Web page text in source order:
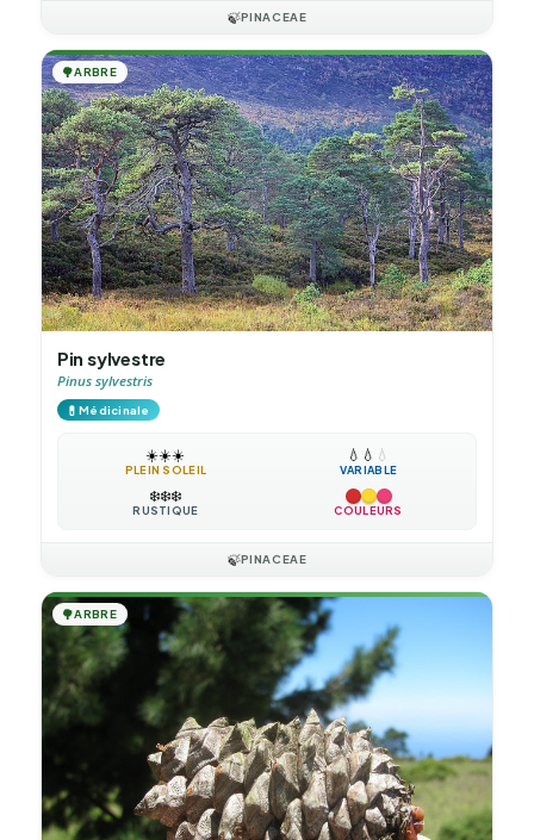
🍃PINACEAE
🌳ARBRE
Pin sylvestre
Pinus sylvestris
💊Médicinale
☀️☀️☀️
PLEIN SOLEIL
💧 💧 💧
VARIABLE
❄️❄️❄️
RUSTIQUE COULEURS
🍃PINACEAE
🌳ARBRE